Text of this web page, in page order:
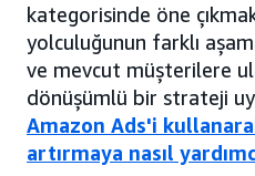
kategorisinde öne
yolculuğunun farklı
ve mevcut müşterilere
dönüşümlü bir strateji
Amazon Ads'i
artırmaya nasıl